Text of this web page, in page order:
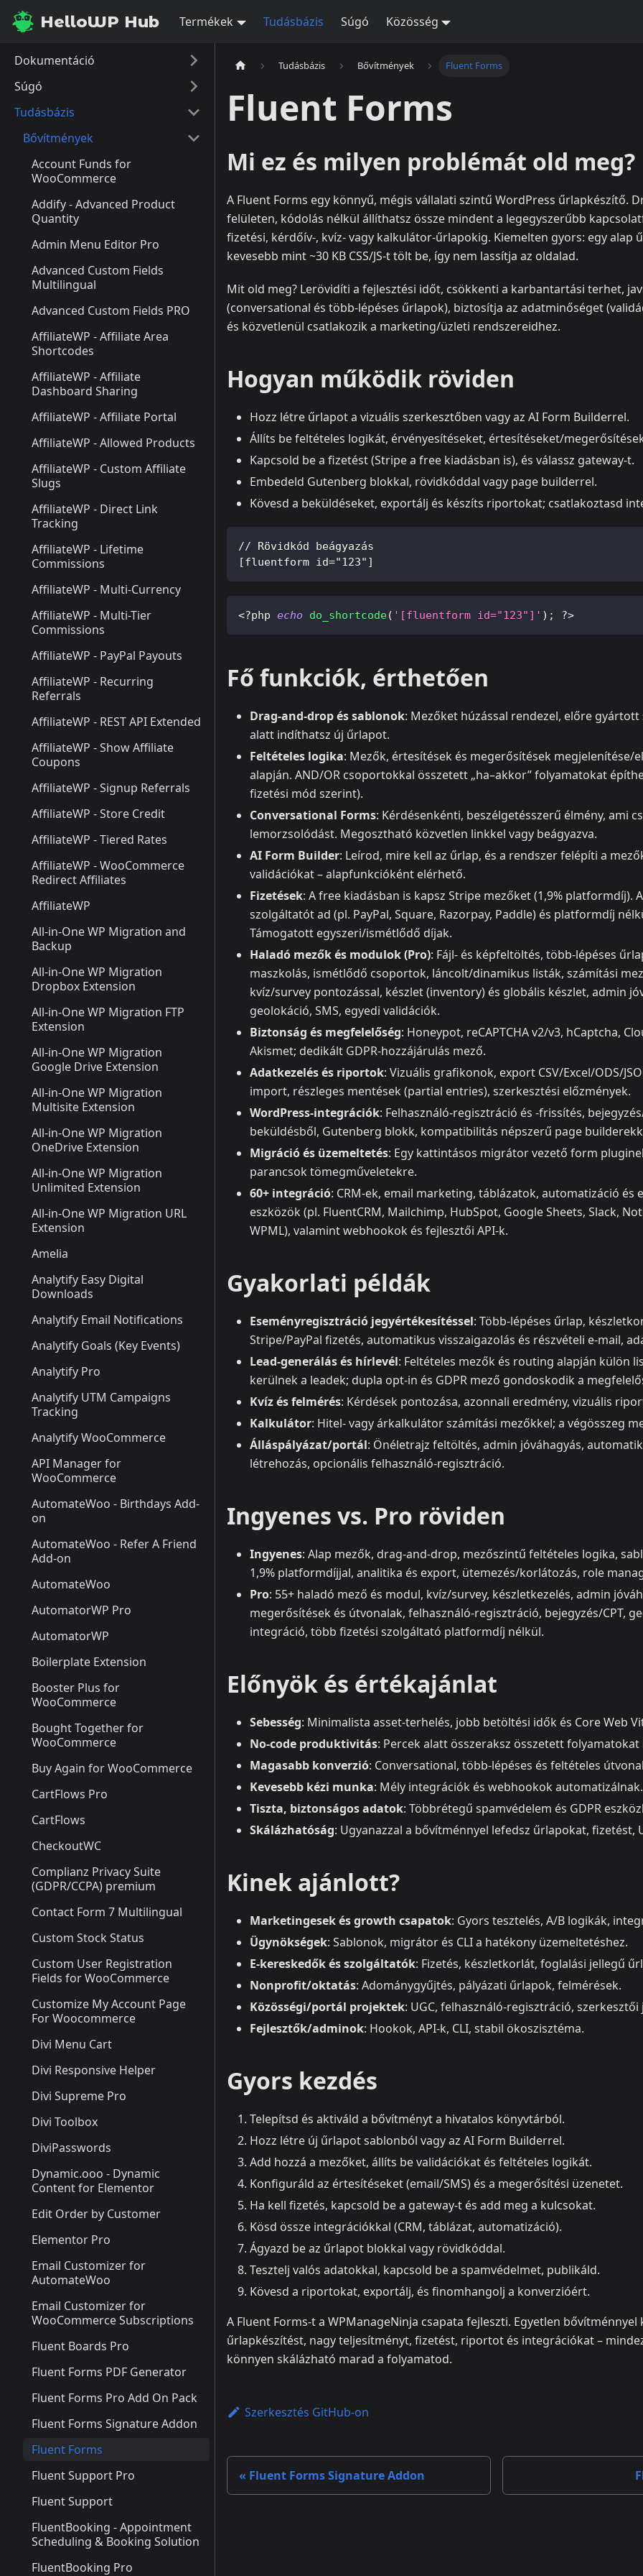
HelloWP Hub Termékek Tudásbázis Súgó Közösség
Dokumentáció
Súgó
Tudásbázis
Bővítmények
Account Funds for
WooCommerce
Addify - Advanced Product
Quantity
Admin Menu Editor Pro
Advanced Custom Fields
Multilingual
Advanced Custom Fields PRO
AffiliateWP - Affiliate Area
Shortcodes
AffiliateWP - Affiliate
Dashboard Sharing
AffiliateWP - Affiliate Portal
AffiliateWP - Allowed Products
AffiliateWP - Custom Affiliate
Slugs
AffiliateWP - Direct Link
Tracking
AffiliateWP - Lifetime
Commissions
AffiliateWP - Multi-Currency
AffiliateWP - Multi-Tier
Commissions
AffiliateWP - PayPal Payouts
AffiliateWP - Recurring
Referrals
AffiliateWP - REST API Extended
AffiliateWP - Show Affiliate
Coupons
AffiliateWP - Signup Referrals
AffiliateWP - Store Credit
AffiliateWP - Tiered Rates
AffiliateWP - WooCommerce
Redirect Affiliates
AffiliateWP
All-in-One WP Migration and
Backup
All-in-One WP Migration
Dropbox Extension
All-in-One WP Migration FTP
Extension
All-in-One WP Migration
Google Drive Extension
All-in-One WP Migration
Multisite Extension
All-in-One WP Migration
OneDrive Extension
All-in-One WP Migration
Unlimited Extension
All-in-One WP Migration URL
Extension
Amelia
Analytify Easy Digital
Downloads
Analytify Email Notifications
Analytify Goals (Key Events)
Analytify Pro
Analytify UTM Campaigns
Tracking
Analytify WooCommerce
API Manager for
WooCommerce
AutomateWoo - Birthdays Add-
on
AutomateWoo - Refer A Friend
Add-on
AutomateWoo
AutomatorWP Pro
AutomatorWP
Boilerplate Extension
Booster Plus for
WooCommerce
Bought Together for
WooCommerce
Buy Again for WooCommerce
CartFlows Pro
CartFlows
CheckoutWC
Complianz Privacy Suite
(GDPR/CCPA) premium
Contact Form 7 Multilingual
Custom Stock Status
Custom User Registration
Fields for WooCommerce
Customize My Account Page
For Woocommerce
Divi Menu Cart
Divi Responsive Helper
Divi Supreme Pro
Divi Toolbox
DiviPasswords
Dynamic.ooo - Dynamic
Content for Elementor
Edit Order by Customer
Elementor Pro
Email Customizer for
AutomateWoo
Email Customizer for
WooCommerce Subscriptions
Fluent Boards Pro
Fluent Forms PDF Generator
Fluent Forms Pro Add On Pack
Fluent Forms Signature Addon
Fluent Forms
Fluent Support Pro
Fluent Support
FluentBooking - Appointment
Scheduling & Booking Solution
FluentBooking Pro
Tudásbázis Bővítmények Fluent Forms
Fluent Forms
Mi ez és milyen problémát old meg?
A Fluent Forms egy könnyű, mégis vállalati szintű WordPress űrlapkészítő.
felületen, kódolás nélkül állíthatsz össze mindent a legegyszerűbb
fizetési, kérdőív-, kvíz- vagy kalkulátor-űrlapokig. Kiemelten gyors: egy alap
kevesebb mint ~30 KB CSS/JS-t tölt be, így nem lassítja az oldalad.
Mit old meg? Lerövidíti a fejlesztési időt, csökkenti a karbantartási terhet,
(conversational és több-lépéses űrlapok), biztosítja az adatminőséget
és közvetlenül csatlakozik a marketing/üzleti rendszereidhez.
Hogyan működik röviden
Hozz létre űrlapot a vizuális szerkesztőben vagy az AI Form Builderrel.
Állíts be feltételes logikát, érvényesítéseket, értesítéseket/
Kapcsold be a fizetést (Stripe a free kiadásban is), és válassz gateway-t.
Embedeld Gutenberg blokkal, rövidkóddal vagy page builderrel.
Kövesd a beküldéseket, exportálj és készíts riportokat; csatlakoztasd
// Rövidkód beágyazás
[fluentform id="123"]
<?php echo do_shortcode( '[fluentform id="123"]' ) ; ?>
Fő funkciók, érthetően
Drag‑and‑drop és sablonok: Mezőket húzással rendezel, előre
alatt indíthatsz új űrlapot.
Feltételes logika: Mezők, értesítések és megerősítések megjelenítése/
alapján. AND/OR csoportokkal összetett „ha–akkor” folyamatokat
fizetési mód szerint).
Conversational Forms: Kérdésenkénti, beszélgetésszerű élmény, ami
lemorzsolódást. Megosztható közvetlen linkkel vagy beágyazva.
AI Form Builder: Leírod, mire kell az űrlap, és a rendszer felépíti a
validációkat – alapfunkcióként elérhető.
Fizetések: A free kiadásban is kapsz Stripe mezőket (1,9% platformdíj).
szolgáltatót ad (pl. PayPal, Square, Razorpay, Paddle) és platformdíj
Támogatott egyszeri/ismétlődő díjak.
Haladó mezők és modulok (Pro): Fájl- és képfeltöltés, több-lépéses
maszkolás, ismétlődő csoportok, láncolt/dinamikus listák, számítási
kvíz/survey pontozással, készlet (inventory) és globális készlet, admin
geolokáció, SMS, egyedi validációk.
Biztonság és megfelelőség: Honeypot, reCAPTCHA v2/v3, hCaptcha,
Akismet; dedikált GDPR‑hozzájárulás mező.
Adatkezelés és riportok: Vizuális grafikonok, export CSV/Excel/ODS/
import, részleges mentések (partial entries), szerkesztési előzmények.
WordPress‑integrációk: Felhasználó-regisztráció és -frissítés,
beküldésből, Gutenberg blokk, kompatibilitás népszerű page
Migráció és üzemeltetés: Egy kattintásos migrátor vezető form
parancsok tömegműveletekre.
60+ integráció: CRM-ek, email marketing, táblázatok, automatizáció és
eszközök (pl. FluentCRM, Mailchimp, HubSpot, Google Sheets, Slack,
WPML), valamint webhookok és fejlesztői API-k.
Gyakorlati példák
Eseményregisztráció jegyértékesítéssel: Több-lépéses űrlap,
Stripe/PayPal fizetés, automatikus visszaigazolás és részvételi e-mail,
Lead‑generálás és hírlevél: Feltételes mezők és routing alapján külön
kerülnek a leadek; dupla opt‑in és GDPR mező gondoskodik a
Kvíz és felmérés: Kérdések pontozása, azonnali eredmény, vizuális
Kalkulátor: Hitel- vagy árkalkulátor számítási mezőkkel; a végösszeg
Álláspályázat/portál: Önéletrajz feltöltés, admin jóváhagyás,
létrehozás, opcionális felhasználó-regisztráció.
Ingyenes vs. Pro röviden
Ingyenes: Alap mezők, drag‑and‑drop, mezőszintű feltételes logika,
1,9% platformdíjjal, analitika és export, ütemezés/korlátozás, role
Pro: 55+ haladó mező és modul, kvíz/survey, készletkezelés, admin
megerősítések és útvonalak, felhasználó‑regisztráció, bejegyzés/CPT,
integráció, több fizetési szolgáltató platformdíj nélkül.
Előnyök és értékajánlat
Sebesség: Minimalista asset‑terhelés, jobb betöltési idők és Core Web
No‑code produktivitás: Percek alatt összeraksz összetett folyamatokat
Magasabb konverzió: Conversational, több-lépéses és feltételes
Kevesebb kézi munka: Mély integrációk és webhookok automatizálnak.
Tiszta, biztonságos adatok: Többrétegű spamvédelem és GDPR
Skálázhatóság: Ugyanazzal a bővítménnyel lefedsz űrlapokat, fizetést,
Kinek ajánlott?
Marketingesek és growth csapatok: Gyors tesztelés, A/B logikák,
Ügynökségek: Sablonok, migrátor és CLI a hatékony üzemeltetéshez.
E‑kereskedők és szolgáltatók: Fizetés, készletkorlát, foglalási jellegű
Nonprofit/oktatás: Adománygyűjtés, pályázati űrlapok, felmérések.
Közösségi/portál projektek: UGC, felhasználó‑regisztráció, szerkesztői
Fejlesztők/adminok: Hookok, API-k, CLI, stabil ökoszisztéma.
Gyors kezdés
Telepítsd és aktiváld a bővítményt a hivatalos könyvtárból.
Hozz létre új űrlapot sablonból vagy az AI Form Builderrel.
Add hozzá a mezőket, állíts be validációkat és feltételes logikát.
Konfiguráld az értesítéseket (email/SMS) és a megerősítési üzenetet.
Ha kell fizetés, kapcsold be a gateway-t és add meg a kulcsokat.
Kösd össze integrációkkal (CRM, táblázat, automatizáció).
Ágyazd be az űrlapot blokkal vagy rövidkóddal.
Tesztelj valós adatokkal, kapcsold be a spamvédelmet, publikáld.
Kövesd a riportokat, exportálj, és finomhangolj a konverzióért.
A Fluent Forms-t a WPManageNinja csapata fejleszti. Egyetlen bővítménnyel
űrlapkészítést, nagy teljesítményt, fizetést, riportot és integrációkat –
könnyen skálázható marad a folyamatod.
Szerkesztés GitHub-on
Fluent Forms Signature Addon